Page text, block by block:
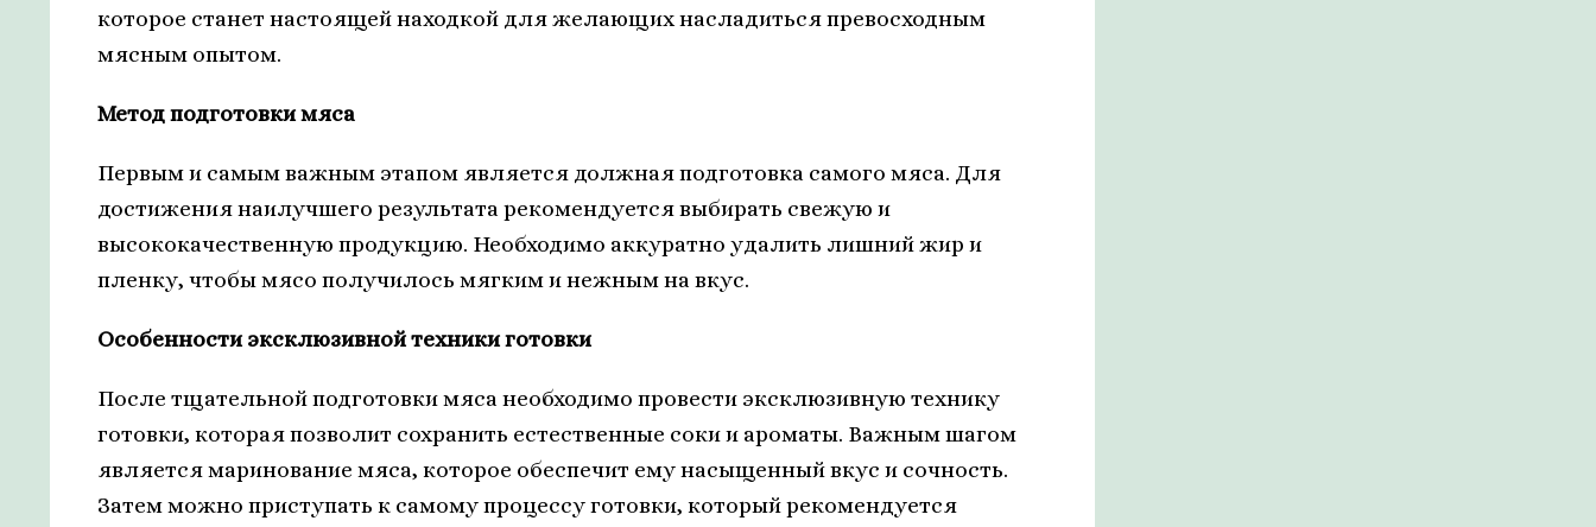
которое станет настоящей находкой для желающих насладиться превосходным
мясным опытом.
Метод подготовки мяса
Первым и самым важным этапом является должная подготовка самого мяса. Для
достижения наилучшего результата рекомендуется выбирать свежую и
высококачественную продукцию. Необходимо аккуратно удалить лишний жир и
пленку, чтобы мясо получилось мягким и нежным на вкус.
Особенности эксклюзивной техники готовки
После тщательной подготовки мяса необходимо провести эксклюзивную технику
готовки, которая позволит сохранить естественные соки и ароматы. Важным шагом
является маринование мяса, которое обеспечит ему насыщенный вкус и сочность.
Затем можно приступать к самому процессу готовки, который рекомендуется